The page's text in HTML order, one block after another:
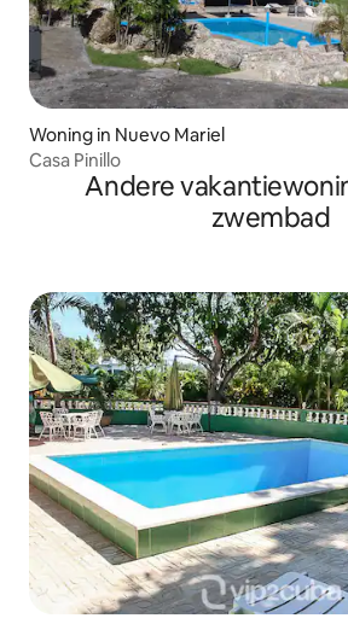
Woning in Nuevo Mariel
Casa Pinillo
Andere
zwembad